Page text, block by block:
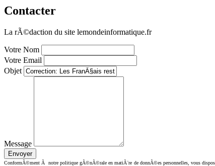
Contacter
La rÃ©daction du site lemondeinformatique.fr
Votre Nom
Votre Email
Objet
Message
ConformÃ©ment Ã notre politique gÃ©nÃ©rale en matiÃ¨re de donnÃ©es personnelles, vous